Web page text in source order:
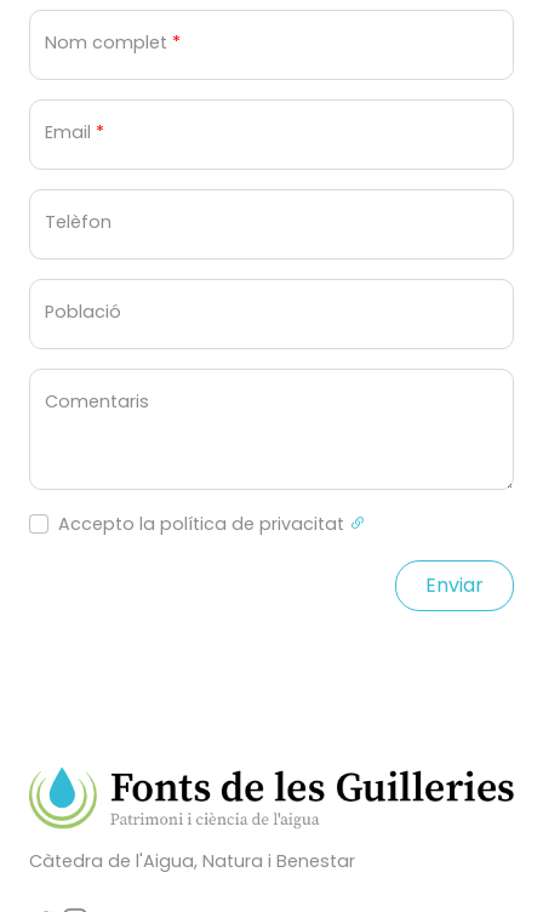
Nom complet *
Email *
Telèfon
Població
Comentaris
Accepto la política de privacitat
Enviar
Càtedra de l'Aigua, Natura i Benestar